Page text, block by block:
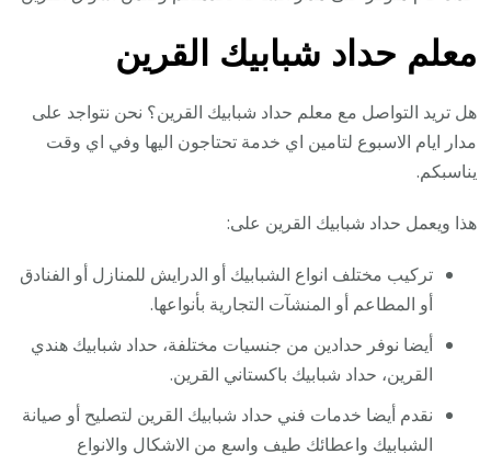
معلم حداد شبابيك القرين
هل تريد التواصل مع معلم حداد شبابيك القرين؟ نحن نتواجد على
مدار ايام الاسبوع لتامين اي خدمة تحتاجون اليها وفي اي وقت
يناسبكم.
هذا ويعمل حداد شبابيك القرين على:
تركيب مختلف انواع الشبابيك أو الدرايش للمنازل أو الفنادق
أو المطاعم أو المنشآت التجارية بأنواعها.
أيضا نوفر حدادين من جنسيات مختلفة، حداد شبابيك هندي
القرين، حداد شبابيك باكستاني القرين.
نقدم أيضا خدمات فني حداد شبابيك القرين لتصليح أو صيانة
الشبابيك واعطائك طيف واسع من الاشكال والانواع